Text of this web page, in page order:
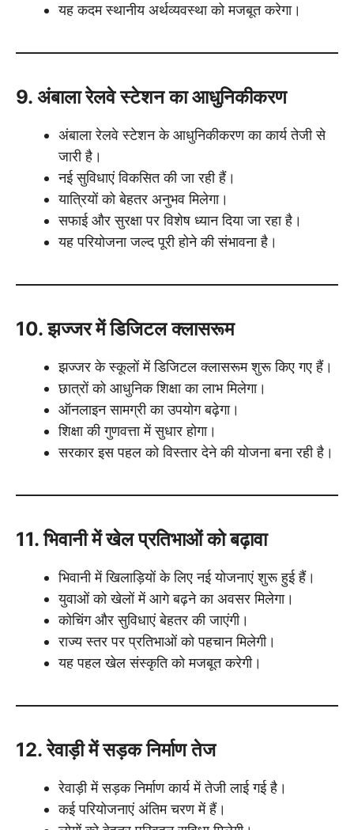
यह कदम स्थानीय अर्थव्यवस्था को मजबूत करेगा।
9. अंबाला रेलवे स्टेशन का आधुनिकीकरण
अंबाला रेलवे स्टेशन के आधुनिकीकरण का कार्य तेजी से
जारी है।
नई सुविधाएं विकसित की जा रही हैं।
यात्रियों को बेहतर अनुभव मिलेगा।
सफाई और सुरक्षा पर विशेष ध्यान दिया जा रहा है।
यह परियोजना जल्द पूरी होने की संभावना है।
10. झज्जर में डिजिटल क्लासरूम
झज्जर के स्कूलों में डिजिटल क्लासरूम शुरू किए गए हैं।
छात्रों को आधुनिक शिक्षा का लाभ मिलेगा।
ऑनलाइन सामग्री का उपयोग बढ़ेगा।
शिक्षा की गुणवत्ता में सुधार होगा।
सरकार इस पहल को विस्तार देने की योजना बना रही है।
11. भिवानी में खेल प्रतिभाओं को बढ़ावा
भिवानी में खिलाड़ियों के लिए नई योजनाएं शुरू हुई हैं।
युवाओं को खेलों में आगे बढ़ने का अवसर मिलेगा।
कोचिंग और सुविधाएं बेहतर की जाएंगी।
राज्य स्तर पर प्रतिभाओं को पहचान मिलेगी।
यह पहल खेल संस्कृति को मजबूत करेगी।
12. रेवाड़ी में सड़क निर्माण तेज
रेवाड़ी में सड़क निर्माण कार्य में तेजी लाई गई है।
कई परियोजनाएं अंतिम चरण में हैं।